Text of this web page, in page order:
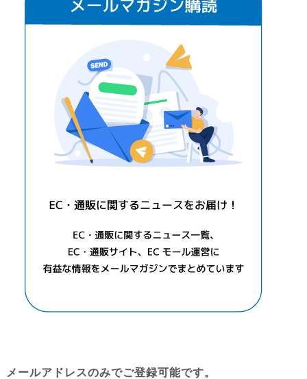
メールアドレスのみでご登録可能です。